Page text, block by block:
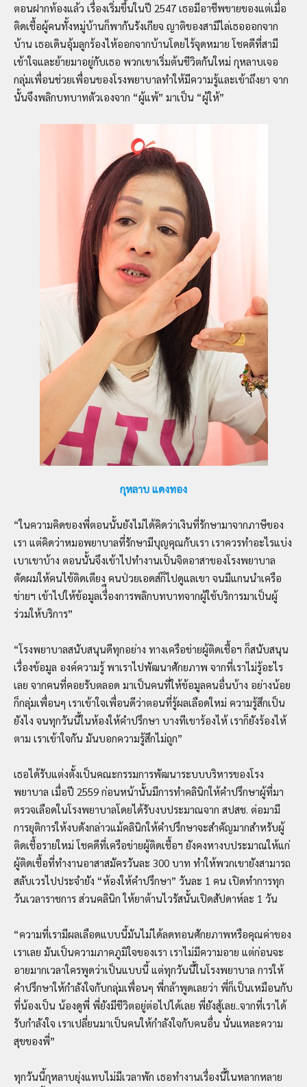
ตอนฝากท้องแล้ว เรื่องเริ่มขึ้นในปี 2547 เธอมีอาชีพขายของแต่เมื่อ
ติดเชื้อผู้คนทั้งหมู่บ้านก็พากันรังเกียจ ญาติของสามีไล่เธอออกจาก
บ้าน เธอเดินอุ้มลูกร้องไห้ออกจากบ้านโดยไร้จุดหมาย โชคดีที่สามี
เข้าใจและย้ายมาอยู่กับเธอ พวกเขาเริ่มต้นชีวิตกันใหม่ กุหลาบเจอ
กลุ่มเพื่อนช่วยเพื่อนของโรงพยาบาลทำให้มีความรู้และเข้าถึงยา จาก
นั้นจึงพลิกบทบาทตัวเองจาก “ผู้แพ้” มาเป็น “ผู้ให้”
กุหลาบ แดงทอง
“ในความคิดของพี่ตอนนั้นยังไม่ได้คิดว่าเงินที่รักษามาจากภาษีของ
เรา แต่คิดว่าหมอพยาบาลที่รักษามีบุญคุณกับเรา เราควรทำอะไรแบ่ง
เบาเขาบ้าง ตอนนั้นจึงเข้าไปทำงานเป็นจิตอาสาของโรงพยาบาล
ตัดผมให้คนไข้ติดเตียง คนป่วยเอดส์ก็ไปดูแลเขา จนมีแกนนำเครือ
ข่ายฯ เข้าไปให้ข้อมูลเรื่ืองการพลิกบทบาทจากผู้ใช้บริการมาเป็นผู้
ร่วมให้บริการ”
“โรงพยาบาลสนับสนุนดีทุกอย่าง ทางเครือข่ายผู้ติดเชื้อฯ ก็สนับสนุน
เรื่องข้อมูล องค์ความรู้ พาเราไปพัฒนาศักยภาพ จากที่เราไม่รู้อะไร
เลย จากคนที่คอยรับตลอด มาเป็นคนที่ให้ข้อมูลคนอื่นบ้าง อย่างน้อย
ก็กลุ่มเพื่อนๆ เราเข้าใจเพื่อนดีว่าตอนที่รู้ผลเลือดใหม่ ความรู้สึกเป็น
ยังไง จนทุกวันนี้ในห้องให้คำปรึกษา บางทีเขาร้องไห้ เราก็ยังร้องไห้
ตาม เราเข้าใจกัน มันบอกความรู้สึกไม่ถูก”
เธอได้รับแต่งตั้งเป็นคณะกรรมการพัฒนาระบบบริหารของโรง
พยาบาล เมื่อปี 2559 ก่อนหน้านั้นมีการทำคลินิกให้คำปรึกษาผู้ที่มา
ตรวจเลือดในโรงพยาบาลโดยได้รับงบประมาณจาก สปสช. ต่อมามี
การยุติการให้งบดังกล่าวแม้คลินิกให้คำปรึกษาจะสำคัญมากสำหรับผู้
ติดเชื้อรายใหม่ โชคดีที่เครือข่ายผู้ติดเชื้อฯ ยังคงหางบประมาณให้แก่
ผู้ติดเชื้อที่ทำงานอาสาสมัครวันละ 300 บาท ทำให้พวกเขายังสามารถ
สลับเวรไปประจำยัง “ห้องให้คำปรึกษา” วันละ 1 คน เปิดทำการทุก
วันเวลาราชการ ส่วนคลินิก ให้ยาต้านไวรัสนั้นเปิดสัปดาห์ละ 1 วัน
“ความที่เรามีผลเลือดแบบนี้มันไม่ได้ลดทอนศักยภาพหรือคุณค่าของ
เราเลย มันเป็นความภาคภูมิใจของเรา เราไม่มีความอาย แต่ก่อนจะ
อายมากเวลาใครพูดว่าเป็นแบบนี้ แต่ทุกวันนี้ในโรงพยาบาล การให้
คำปรึกษาให้กำลังใจกับกลุ่มเพื่อนๆ พี่กล้าพูดเลยว่า พี่ก็เป็นเหมือนกับ
ที่น้องเป็น น้องดูพี่ พี่ยังมีชีวิตอยู่ต่อไปได้เลย พี่ยังสู้เลย..จากที่เราได้
รับกำลังใจ เราเปลี่ยนมาเป็นคนให้กำลังใจกับคนอื่น นั่นแหละความ
สุขของพี่”
ทุกวันนี้กุหลาบยุ่งแทบไม่มีเวลาพัก เธอทำงานเรื่องนี้ในหลากหลาย